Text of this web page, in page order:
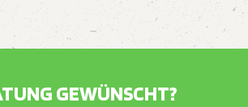
GEWÜNSCHT?